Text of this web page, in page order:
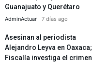
Guanajuato y Querétaro
AdminActuar 7 días ago
Asesinan al periodista
Alejandro Leyva en Oaxaca;
Fiscalía investiga el crimen